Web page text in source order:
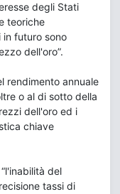
degli Stati
teoriche
in futuro sono
dell'oro”.
rendimento annuale
o al di sotto della
dell'oro ed i
chiave
del
tassi di